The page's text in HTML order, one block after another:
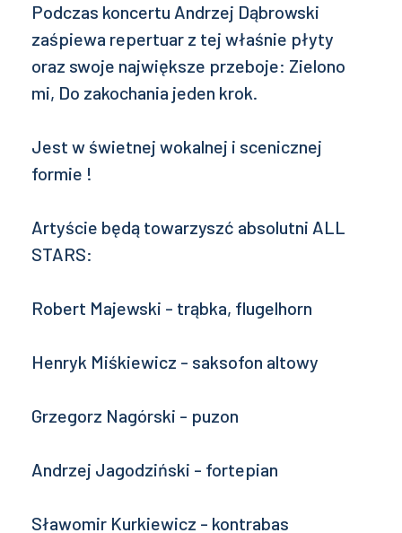
Podczas koncertu Andrzej Dąbrowski
zaśpiewa repertuar z tej właśnie płyty
oraz swoje największe przeboje: Zielono
mi, Do zakochania jeden krok.
Jest w świetnej wokalnej i scenicznej
formie !
Artyście będą towarzyszć absolutni ALL
STARS:
Robert Majewski - trąbka, flugelhorn
Henryk Miśkiewicz - saksofon altowy
Grzegorz Nagórski - puzon
Andrzej Jagodziński - fortepian
Sławomir Kurkiewicz - kontrabas